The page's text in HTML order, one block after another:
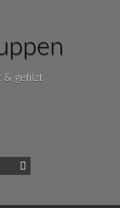
& gefilzt